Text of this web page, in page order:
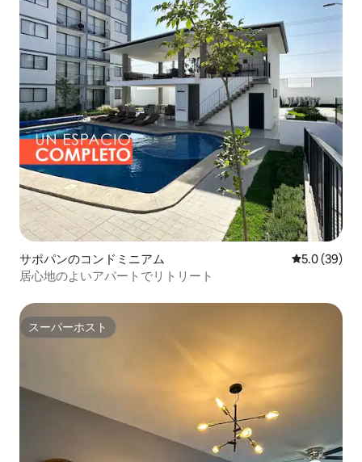
サポパンのコンドミニアム レビュー39
5.0 (39)
居心地のよいアパートでリトリート
スーパーホスト
スーパーホスト